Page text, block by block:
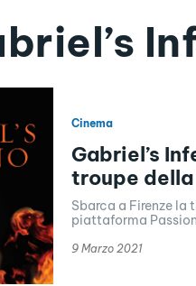
Cinema
Gabriel’s
troupe
Sbarca a Firenze la
piattaforma
9 Marzo 2021